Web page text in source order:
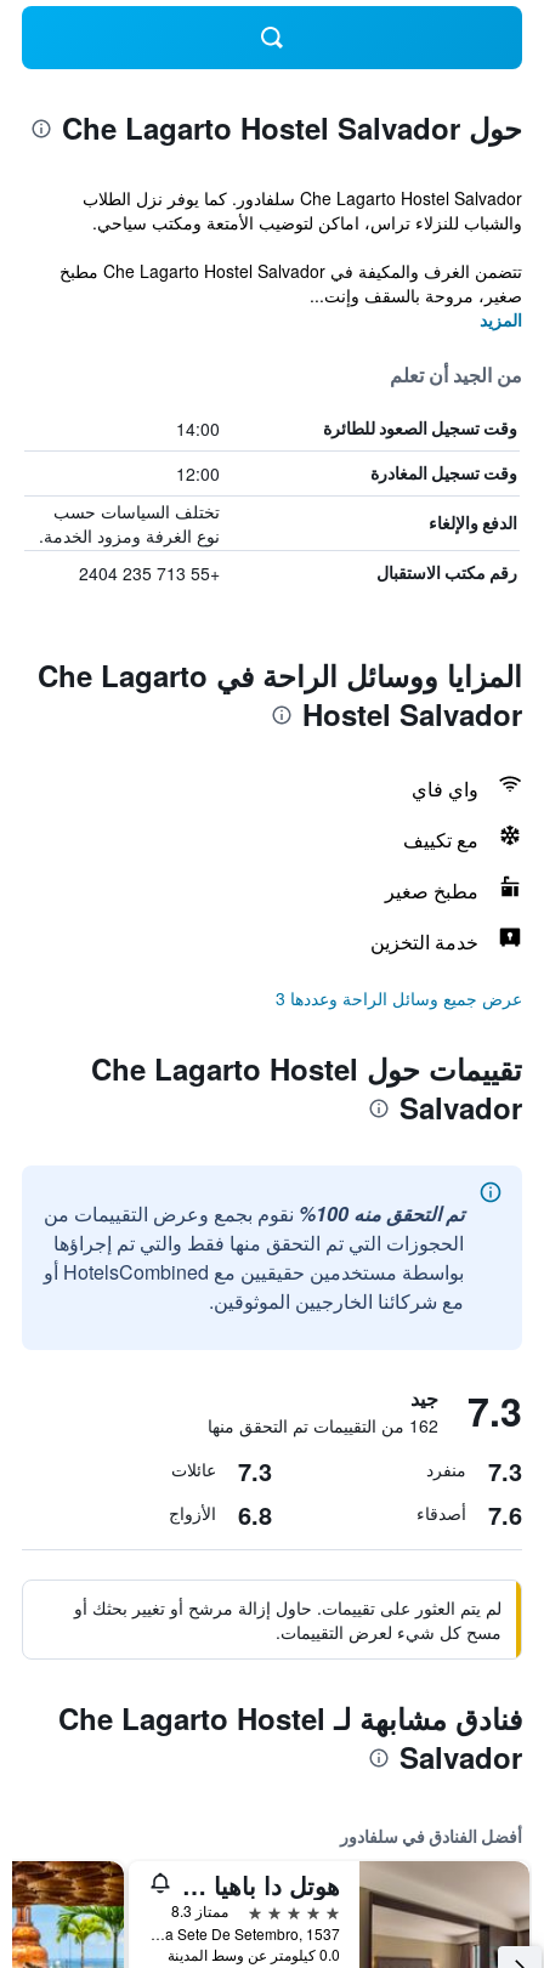
حول Che Lagarto Hostel Salvador
Che Lagarto Hostel Salvador سلفادور. كما يوفر نزل الطلاب
والشباب للنزلاء تراس، اماكن لتوضيب الأمتعة ومكتب سياحي.
تتضمن الغرف والمكيفة في Che Lagarto Hostel Salvador مطبخ
صغير، مروحة بالسقف وإنت...
المزيد
من الجيد أن تعلم
وقت تسجيل الصعود للطائرة 14:00
وقت تسجيل المغادرة 12:00
الدفع والإلغاء
تختلف السياسات حسب
نوع الغرفة ومزود الخدمة.
رقم مكتب الاستقبال +55 713 235 2404
المزايا ووسائل الراحة في Che Lagarto
Hostel Salvador
واي فاي
مع تكييف
مطبخ صغير
خدمة التخزين
عرض جميع وسائل الراحة وعددها 3
تقييمات حول Che Lagarto Hostel
Salvador
تم التحقق منه 100%
نقوم بجمع وعرض التقييمات من
الحجوزات التي تم التحقق منها فقط والتي تم إجراؤها
بواسطة مستخدمين حقيقيين مع HotelsCombined أو
مع شركائنا الخارجيين الموثوقين.
7.3 جيد
162 من التقييمات تم التحقق منها
7.3 منفرد 7.3 عائلات
7.6 أصدقاء 6.8 الأزواج
لم يتم العثور على تقييمات. حاول إزالة مرشح أو تغيير بحثك أو
مسح كل شيء لعرض التقييمات.
فنادق مشابهة لـ Che Lagarto Hostel
Salvador
أفضل الفنادق في سلفادور
هوتل دا باهيا باي ويش
5 نجوم
ممتاز 8.3
Avenida Sete De Setembro, 1537, سلفادور, البرازيل
0.0 كيلومتر عن وسط المدينة